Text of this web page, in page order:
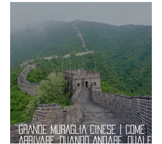
Utili
GRANDE MURAGLIA CINESE | Come
Arrivare, Quando Andare, Quale